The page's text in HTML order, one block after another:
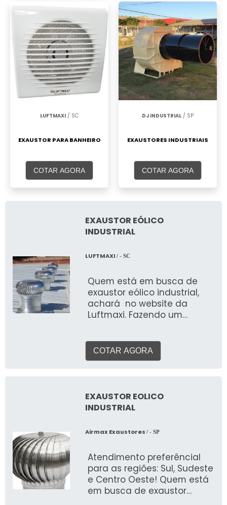
LUFTMAXI / SC
EXAUSTOR PARA BANHEIRO
COTAR AGORA
DJ INDUSTRIAL / SP
EXAUSTORES INDUSTRIAIS
COTAR AGORA
EXAUSTOR EÓLICO
INDUSTRIAL
LUFTMAXI / - SC
Quem está em busca de
exaustor eólico industrial,
achará no website da
Luftmaxi. Fazendo um
a líder do mercado. Com a
melhor mão de obra da
com comprometimento
com os resultados dos
RELEVANTES SOBRE O
equipamento de
movimentação de gases e
atende as necessidades da
indústria no ramo de
COTAR AGORA
EXAUSTOR EOLICO
INDUSTRIAL
Airmax Exaustores / - SP
Atendimento preferêncial
para as regiões: Sul, Sudeste
e Centro Oeste! Quem está
em busca de exaustor